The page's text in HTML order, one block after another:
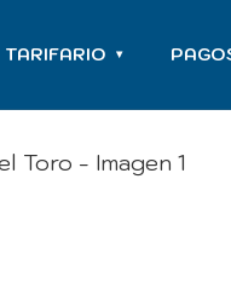
TARIFARIO ▾